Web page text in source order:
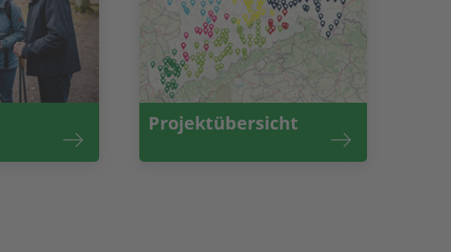
Projektübersicht